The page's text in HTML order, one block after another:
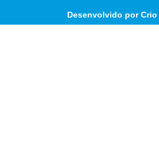
Desenvolvido por